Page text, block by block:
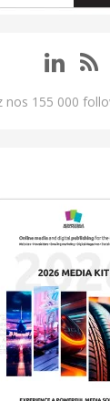
nos 155 000